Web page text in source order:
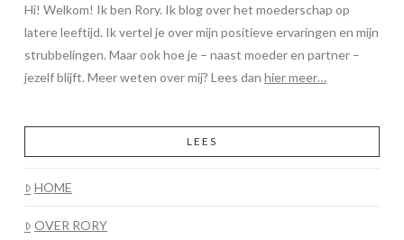
Hi! Welkom! Ik ben Rory. Ik blog over het moederschap op
latere leeftijd. Ik vertel je over mijn positieve ervaringen en mijn
strubbelingen. Maar ook hoe je – naast moeder en partner –
jezelf blijft. Meer weten over mij? Lees dan hier meer…
LEES
HOME
OVER RORY